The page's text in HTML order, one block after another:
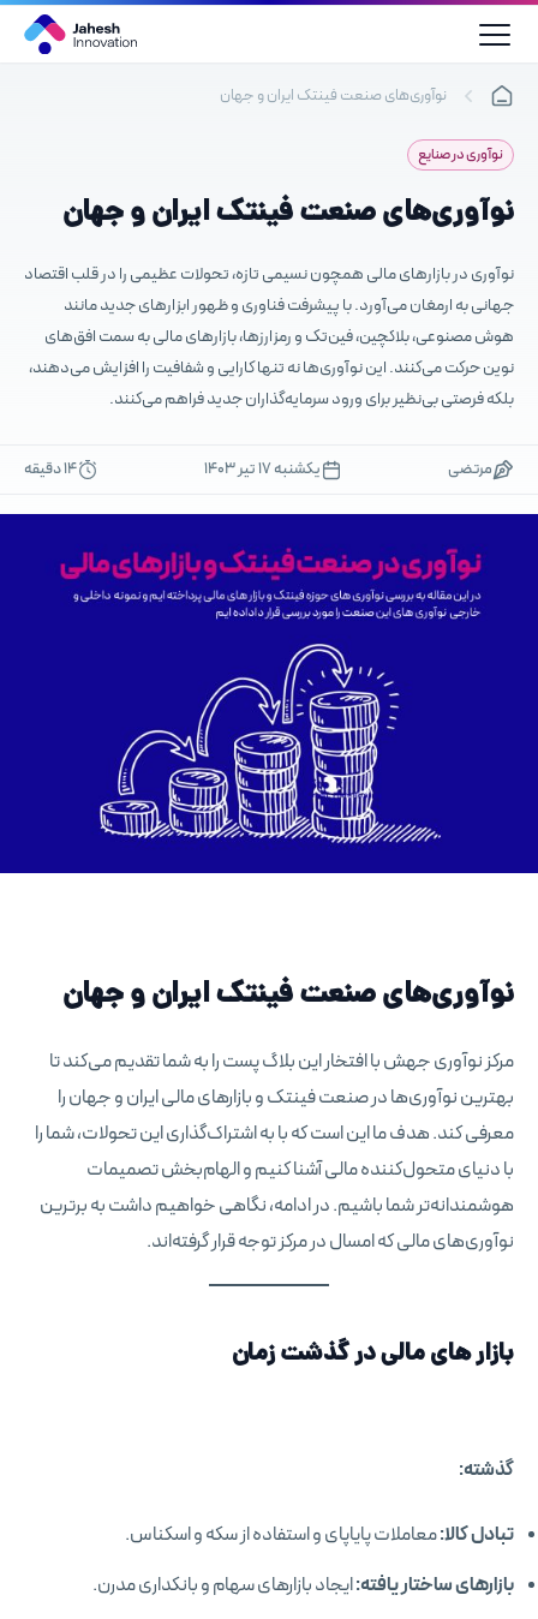
پرش
محتوا
نوآوری‌های صنعت فینتک ایران و جهان
نوآوری در صنایع
نوآوری‌های صنعت فینتک ایران و جهان
مرتضی یکشنبه ۱۷ تیر ۱۴۰۳ 14 دقیقه
نوآوری در بازارهای مالی همچون نسیمی تازه، تحولات عظیمی را در قلب اقتصاد
جهانی به ارمغان می‌آورد. با پیشرفت فناوری و ظهور ابزارهای جدید مانند
هوش مصنوعی، بلاکچین، فین‌تک و رمزارزها، بازارهای مالی به سمت افق‌های
نوین حرکت می‌کنند. این نوآوری‌ها نه تنها کارایی و شفافیت را افزایش می‌دهند،
بلکه فرصتی بی‌نظیر برای ورود سرمایه‌گذاران جدید فراهم می‌کنند.
نوآوری‌های صنعت فینتک ایران و جهان
مرکز نوآوری جهش با افتخار این بلاگ پست را به شما تقدیم می‌کند تا
بهترین نوآوری‌ها در صنعت فینتک و بازارهای مالی ایران و جهان را
معرفی کند. هدف ما این است که با به اشتراک‌گذاری این تحولات، شما را
با دنیای متحول‌کننده مالی آشنا کنیم و الهام‌بخش تصمیمات
هوشمندانه‌تر شما باشیم. در ادامه، نگاهی خواهیم داشت به برترین
نوآوری‌های مالی که امسال در مرکز توجه قرار گرفته‌اند.
بازار های مالی در گذشت زمان
گذشته:
تبادل کالا:معاملات پایاپای و استفاده از سکه و اسکناس.
بازارهای ساختار یافته:ایجاد بازارهای سهام و بانکداری مدرن.